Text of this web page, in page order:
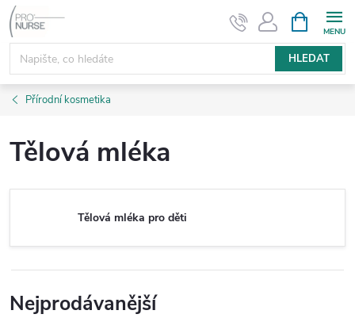
Přejít
na
obsah
HLEDAT
NÁKUPNÍ
KOŠÍK
Přírodní kosmetika
Tělová mléka
Tělová mléka pro děti
Nejprodávanější